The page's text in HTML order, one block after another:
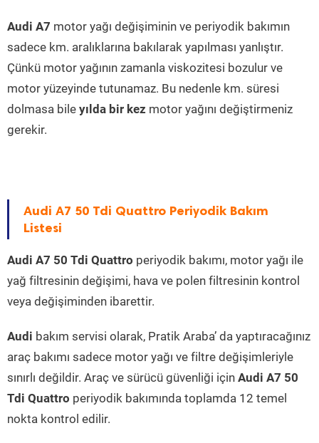
Audi A7 motor yağı değişiminin ve periyodik bakımın
sadece km. aralıklarına bakılarak yapılması yanlıştır.
Çünkü motor yağının zamanla viskozitesi bozulur ve
motor yüzeyinde tutunamaz. Bu nedenle km. süresi
dolmasa bile yılda bir kez motor yağını değiştirmeniz
gerekir.
Audi A7 50 Tdi Quattro Periyodik Bakım
Listesi
Audi A7 50 Tdi Quattro periyodik bakımı, motor yağı ile
yağ filtresinin değişimi, hava ve polen filtresinin kontrol
veya değişiminden ibarettir.
Audi bakım servisi olarak, Pratik Araba’ da yaptıracağınız
araç bakımı sadece motor yağı ve filtre değişimleriyle
sınırlı değildir. Araç ve sürücü güvenliği için Audi A7 50
Tdi Quattro periyodik bakımında toplamda 12 temel
nokta kontrol edilir.